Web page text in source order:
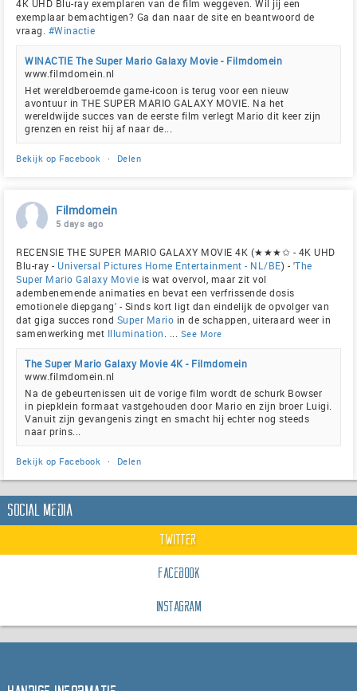
4K UHD Blu-ray exemplaren van de film weggeven. Wil jij een
exemplaar bemachtigen? Ga dan naar de site en beantwoord de
vraag. #Winactie
WINACTIE The Super Mario Galaxy Movie - Filmdomein
www.filmdomein.nl
Het wereldberoemde game-icoon is terug voor een nieuw
avontuur in THE SUPER MARIO GALAXY MOVIE. Na het
wereldwijde succes van de eerste film verlegt Mario dit keer zijn
grenzen en reist hij af naar de...
Bekijk op Facebook · Delen
Filmdomein
5 days ago
RECENSIE THE SUPER MARIO GALAXY MOVIE 4K (★★★✩ - 4K UHD
Blu-ray - Universal Pictures Home Entertainment - NL/BE) - 'The
Super Mario Galaxy Movie is wat overvol, maar zit vol
adembenemende animaties en bevat een verfrissende dosis
emotionele diepgang' - Sinds kort ligt dan eindelijk de opvolger van
dat giga succes rond Super Mario in de schappen, uiteraard weer in
samenwerking met Illumination. ... See More
The Super Mario Galaxy Movie 4K - Filmdomein
www.filmdomein.nl
Na de gebeurtenissen uit de vorige film wordt de schurk Bowser
in piepklein formaat vastgehouden door Mario en zijn broer Luigi.
Vanuit zijn gevangenis zingt en smacht hij echter nog steeds
naar prins...
Bekijk op Facebook · Delen
Social Media
Twitter
Facebook
Instagram